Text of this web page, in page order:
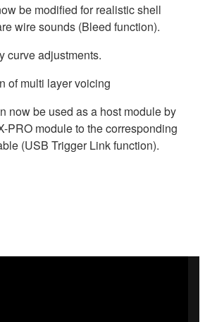
be modified for realistic shell
wire sounds (Bleed function).
curve adjustments.
of multi layer voicing
now be used as a host module by
PRO module to the corresponding
(USB Trigger Link function).